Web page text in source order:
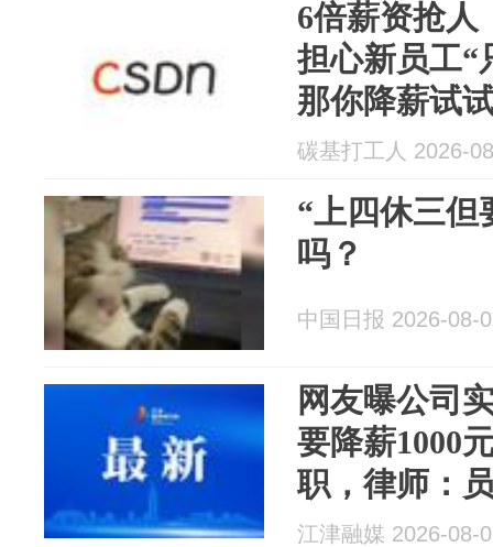
6倍薪资抢人
担心新员工“
那你降薪试
碳基打工人 2026-
“上四休三但
吗？
中国日报 2026-08-
网友曝公司
要降薪1000
职，律师：
安排，并要
江津融媒 2026-08-